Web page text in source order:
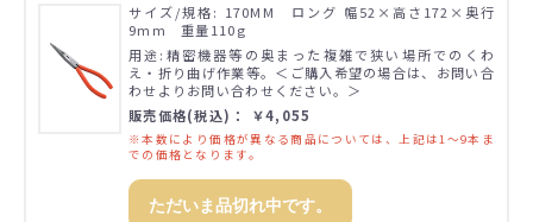
サイズ/規格: 170MM ロング 幅52×高さ172×奥行
9mm 重量110g
用途:精密機器等の奥まった複雑で狭い場所でのくわ
え・折り曲げ作業等。＜ご購入希望の場合は、お問い合
わせよりお問い合わせください。＞
販売価格(税込)： ￥4,055
※本数により価格が異なる商品については、上記は1～9本ま
での価格となります。
ただいま品切れ中です。